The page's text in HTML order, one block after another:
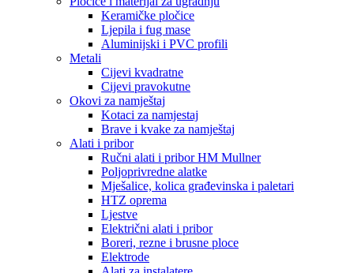
Keramičke pločice
Ljepila i fug mase
Aluminijski i PVC profili
Metali
Cijevi kvadratne
Cijevi pravokutne
Okovi za namještaj
Kotaci za namjestaj
Brave i kvake za namještaj
Alati i pribor
Ručni alati i pribor HM Mullner
Poljoprivredne alatke
Mješalice, kolica građevinska i paletari
HTZ oprema
Ljestve
Električni alati i pribor
Boreri, rezne i brusne ploce
Elektrode